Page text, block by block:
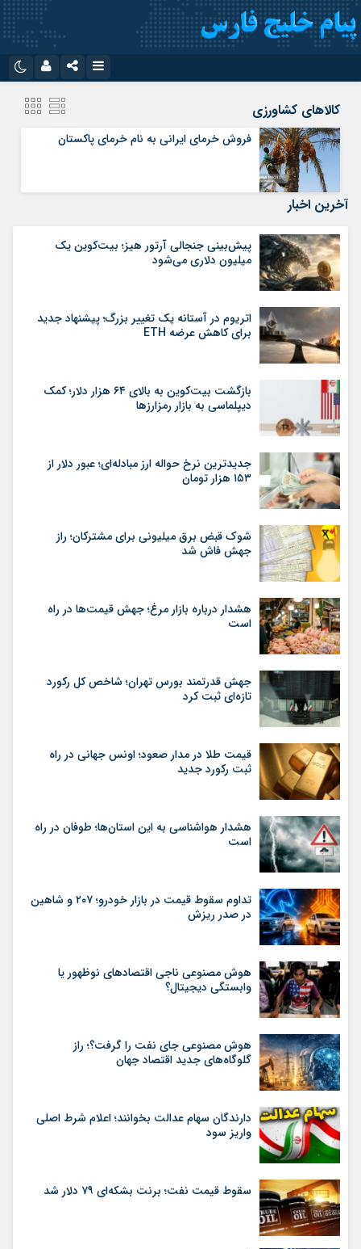
سروش
ایتا
آپارات
کالاهای کشاورزی
فروش خرمای ایرانی به نام خرمای پاکستان
آخرین اخبار
پیش‌بینی جنجالی آرتور هیز؛ بیت‌کوین یک
میلیون دلاری می‌شود
اتریوم در آستانه یک تغییر بزرگ؛ پیشنهاد جدید
برای کاهش عرضه ETH
بازگشت بیت‌کوین به بالای ۶۴ هزار دلار؛ کمک
دیپلماسی به بازار رمزارزها
جدیدترین نرخ حواله ارز مبادله‌ای؛ عبور دلار از
۱۵۳ هزار تومان
شوک قبض برق میلیونی برای مشترکان؛ راز
جهش فاش شد
هشدار درباره بازار مرغ؛ جهش قیمت‌ها در راه
است
جهش قدرتمند بورس تهران؛ شاخص کل رکورد
تازه‌ای ثبت کرد
قیمت طلا در مدار صعود؛ اونس جهانی در راه
ثبت رکورد جدید
هشدار هواشناسی به این استان‌ها؛ طوفان در راه
است
تداوم سقوط قیمت در بازار خودرو؛ ۲۰۷ و شاهین
در صدر ریزش
هوش مصنوعی ناجی اقتصادهای نوظهور یا
وابستگی دیجیتال؟
هوش مصنوعی جای نفت را گرفت؟؛ راز
گلوگاه‌های جدید اقتصاد جهان
دارندگان سهام عدالت بخوانند؛ اعلام شرط اصلی
واریز سود
سقوط قیمت نفت؛ برنت بشکه‌ای ۷۹ دلار شد